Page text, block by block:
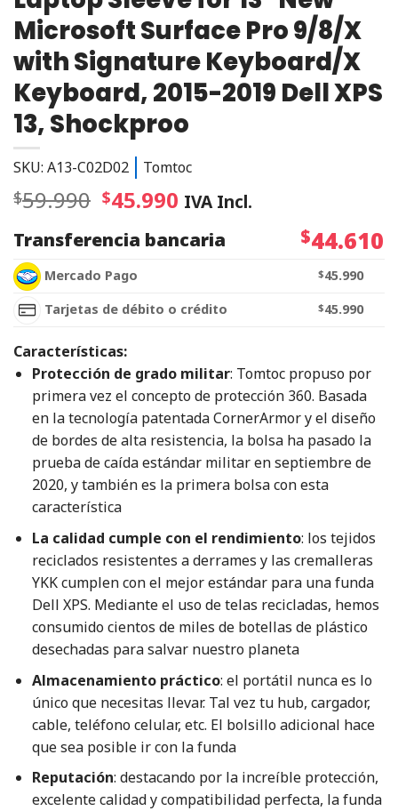
Microsoft Surface Pro 9/8/X
with Signature Keyboard/X
Keyboard, 2015-2019 Dell XPS
13, Shockproo
SKU: A13-C02D02 Tomtoc
$59.990 $45.990 IVA Incl.
Transferencia bancaria
$44.610
Mercado Pago $45.990
Tarjetas de débito o crédito
$45.990
Características:
Protección de grado militar: Tomtoc propuso por
primera vez el concepto de protección 360. Basada
en la tecnología patentada CornerArmor y el diseño
de bordes de alta resistencia, la bolsa ha pasado la
prueba de caída estándar militar en septiembre de
2020, y también es la primera bolsa con esta
característica
La calidad cumple con el rendimiento: los tejidos
reciclados resistentes a derrames y las cremalleras
YKK cumplen con el mejor estándar para una funda
Dell XPS. Mediante el uso de telas recicladas, hemos
consumido cientos de miles de botellas de plástico
desechadas para salvar nuestro planeta
Almacenamiento práctico: el portátil nunca es lo
único que necesitas llevar. Tal vez tu hub, cargador,
cable, teléfono celular, etc. El bolsillo adicional hace
que sea posible ir con la funda
Reputación: destacando por la increíble protección,
excelente calidad y compatibilidad perfecta, la funda